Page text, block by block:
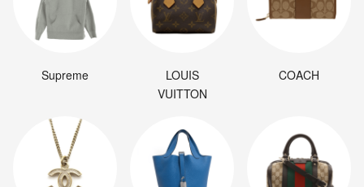
Supreme
LOUIS
VUITTON
COACH